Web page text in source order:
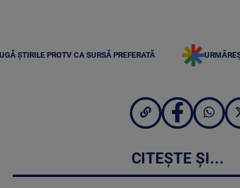
ȘTIRILE PROTV CA SURSĂ PREFERATĂ
CITEȘTE ȘI...